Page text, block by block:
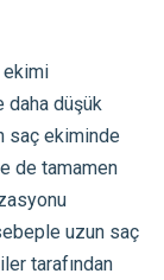
ekimi
daha düşük
saç ekiminde
de tamamen
uzun saç
tarafından